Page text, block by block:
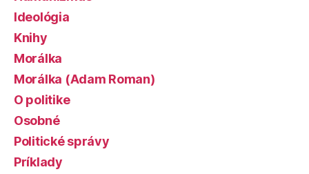
Ideológia
Knihy
Morálka
Morálka (Adam Roman)
O politike
Osobné
Politické správy
Príklady